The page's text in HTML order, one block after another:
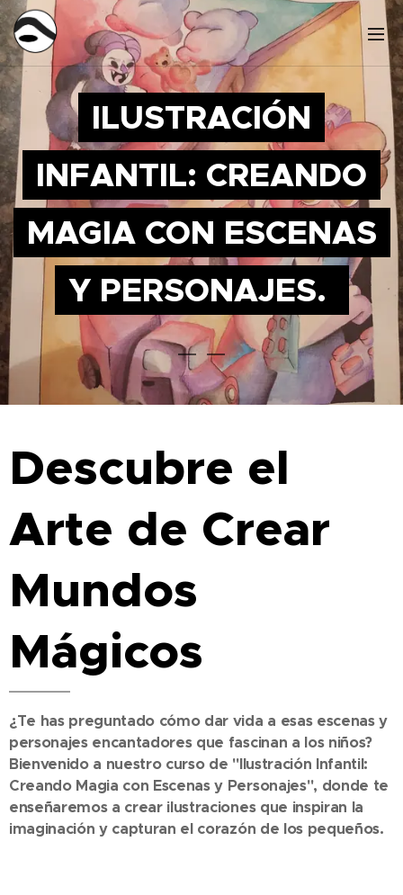
ILUSTRACIÓN
INFANTIL: CREANDO
MAGIA CON ESCENAS
Y PERSONAJES.
Descubre el
Arte de Crear
Mundos
Mágicos
¿Te has preguntado cómo dar vida a esas escenas y
personajes encantadores que fascinan a los niños?
Bienvenido a nuestro curso de "Ilustración Infantil:
Creando Magia con Escenas y Personajes", donde te
enseñaremos a crear ilustraciones que inspiran la
imaginación y capturan el corazón de los pequeños.